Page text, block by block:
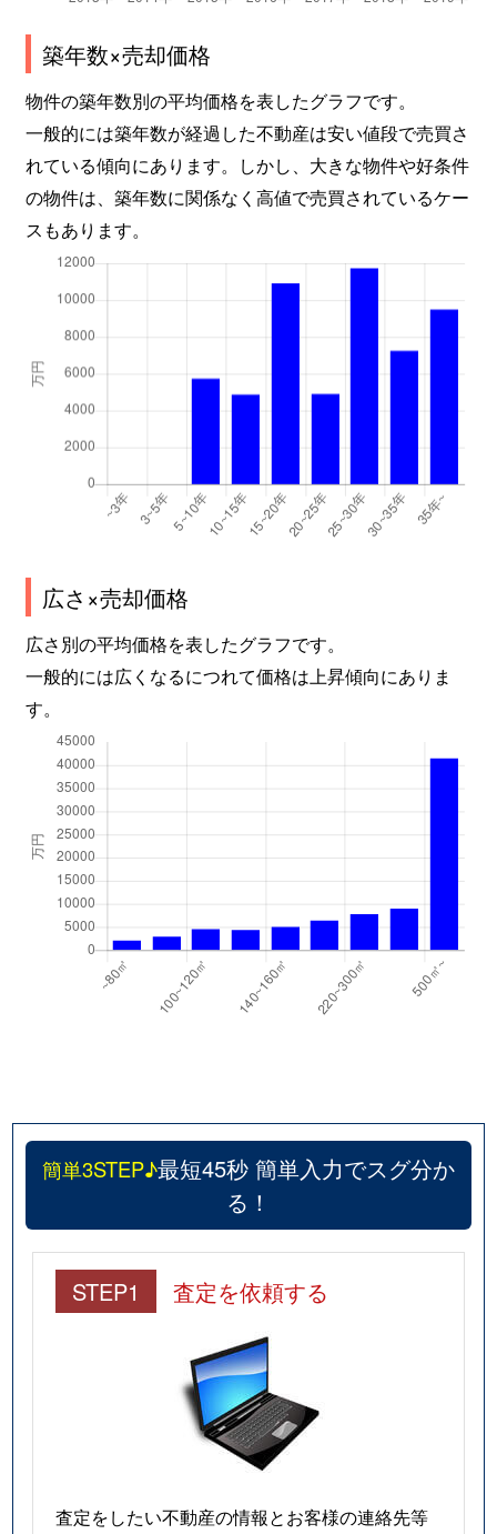
築年数×売却価格
物件の築年数別の平均価格を表したグラフです。
一般的には築年数が経過した不動産は安い値段で売買さ
れている傾向にあります。しかし、大きな物件や好条件
の物件は、築年数に関係なく高値で売買されているケー
スもあります。
広さ×売却価格
広さ別の平均価格を表したグラフです。
一般的には広くなるにつれて価格は上昇傾向にありま
す。
簡単3STEP♪最短45秒 簡単入力でスグ分か
る！
STEP1 査定を依頼する
査定をしたい不動産の情報とお客様の連絡先等